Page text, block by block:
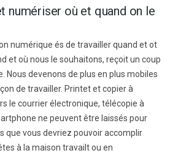
numériser où et quand on le
numérique és de travailler quand et ot
et où nous le souhaitons, reçoit un coup
Nous devenons de plus en plus mobiles
de travailler. Printetetcopierà
le courrier électronique, télécopie à
ne peuvent être laissés pour
que vous devriez pouvoir accomplir
à la maison travailt ou en